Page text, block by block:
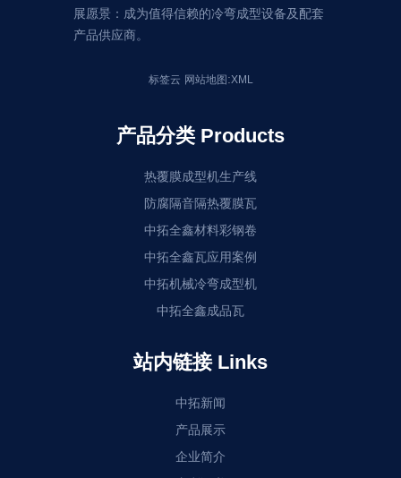
展愿景：成为值得信赖的冷弯成型设备及配套
产品供应商。
标签云 网站地图:XML
产品分类 Products
热覆膜成型机生产线
防腐隔音隔热覆膜瓦
中拓全鑫材料彩钢卷
中拓全鑫瓦应用案例
中拓机械冷弯成型机
中拓全鑫成品瓦
站内链接 Links
中拓新闻
产品展示
企业简介